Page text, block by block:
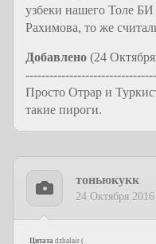
узбеки нашего Толе
Рахимова, то же
Добавлено (24
Просто Отрар и
такие пироги.
тоньюкукк
24 Октября
Цитата dzhalair (